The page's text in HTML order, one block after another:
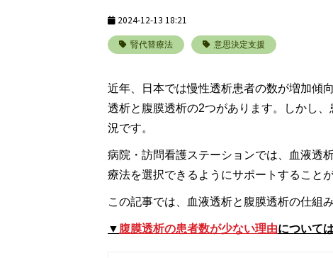
2024-12-13 18:21
腎代替療法 意思決定支援
近年、日本では慢性透析患者の数が増加傾
透析と腹膜透析の2つがあります。しかし
況です。
病院・訪問看護ステーションでは、血液透
療法を選択できるようにサポートすること
この記事では、血液透析と腹膜透析の仕組
▼ 腹膜透析の患者数が少ない理由について